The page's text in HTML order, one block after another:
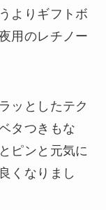
よりギフトボ
用のレチノー
ッとしたテク
タつきもな
ピンと元気に
くなりまし